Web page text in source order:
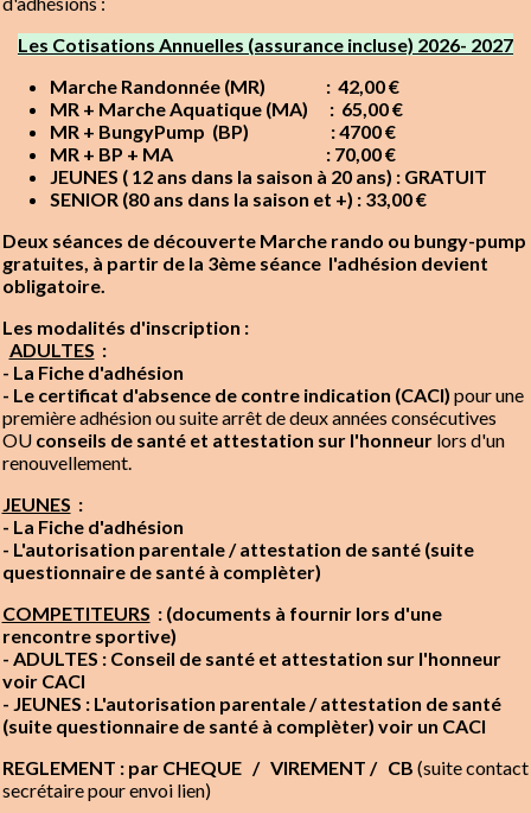
Texte, bouton et/ou inscription à la newsletter
Cliquez pour éditer
La Vadrouille Michelaise - Sud Vendée
Littoral
Je m'abonne à la newsletter
Les Cotisations Annuelles (assurance incluse) 2026- 2027
Marche Randonnée (MR) : 42,00 €
MR + Marche Aquatique (MA) : 65,00 €
MR + BungyPump (BP) : 4700 €
MR + BP + MA : 70,00 €
JEUNES ( 12 ans dans la saison à 20 ans) : GRATUIT
SENIOR (80 ans dans la saison et +) : 33,00 €
Deux séances de découverte Marche rando ou bungy-pump
gratuites, à partir de la 3ème séance l'adhésion devient
obligatoire.
Les modalités d'inscription :
ADULTES :
- L a Fiche d'adhésion
- Le certificat d'absence de contre indication (CACI) pour une
première adhésion ou suite arrêt de deux années consécutives
OU conseils de santé et attestation sur l'honneur lors d'un
renouvellement.
JEUNES :
- L a Fiche d'adhésion
- L'autorisation parentale / attestation de santé (suite
questionnaire de santé à complèter)
COMPETITEURS : (documents à fournir lors d'une
rencontre sportive)
- ADULTES : Conseil de santé et attestation sur l'honneur
voir CACI
- JEUNES : L'autorisation parentale / attestation de santé
(suite questionnaire de santé à complèter) voir un CACI
REGLEMENT : par CHEQUE / VIREMENT / CB (suite contact
secrétaire pour envoi lien)